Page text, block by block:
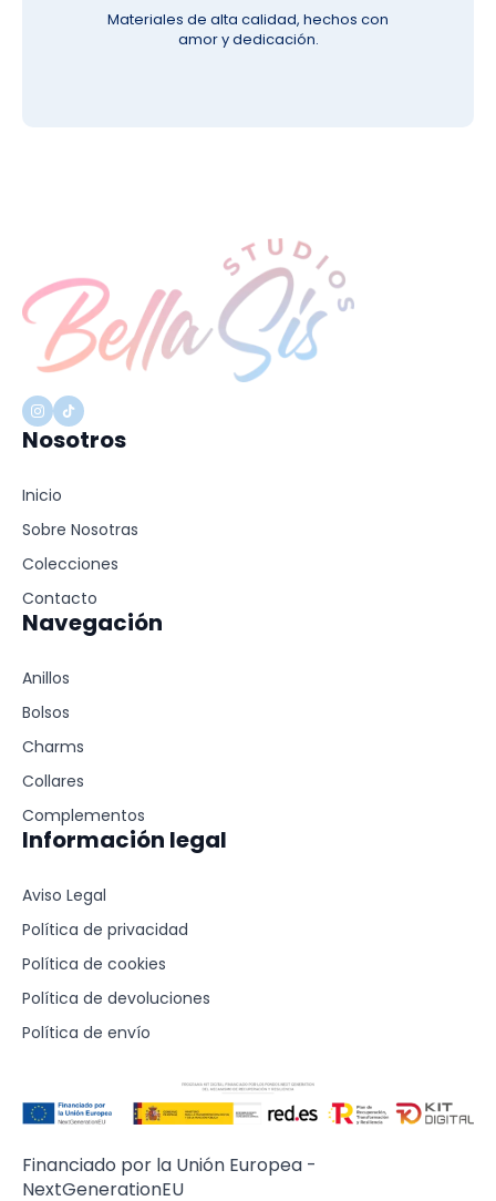
Materiales de alta calidad, hechos con
amor y dedicación.
Nosotros
Inicio
Sobre Nosotras
Colecciones
Contacto
Navegación
Anillos
Bolsos
Charms
Collares
Complementos
Información legal
Aviso Legal
Política de privacidad
Política de cookies
Política de devoluciones
Política de envío
Financiado por la Unión Europea -
NextGenerationEU